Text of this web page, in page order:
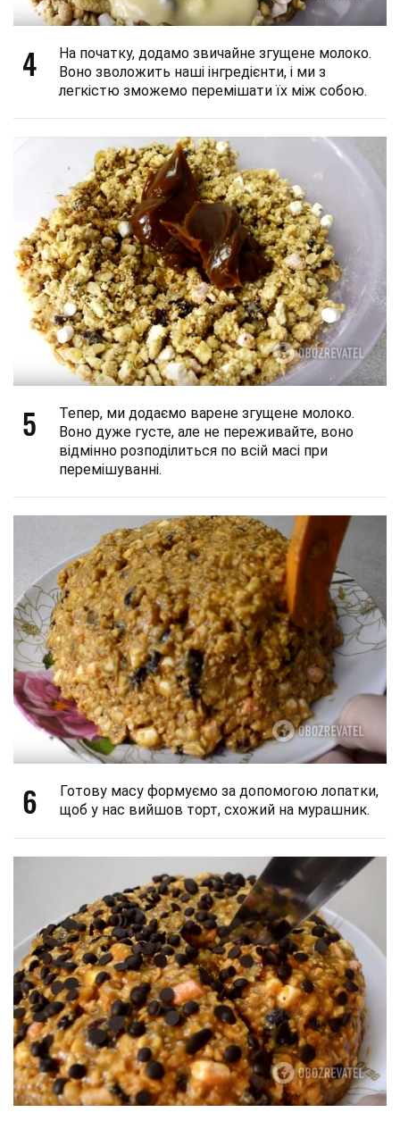
4
На початку, додамо звичайне згущене молоко.
Воно зволожить наші інгредієнти, і ми з
легкістю зможемо перемішати їх між собою.
5
Тепер, ми додаємо варене згущене молоко.
Воно дуже густе, але не переживайте, воно
відмінно розподілиться по всій масі при
перемішуванні.
6
Готову масу формуємо за допомогою лопатки,
щоб у нас вийшов торт, схожий на мурашник.